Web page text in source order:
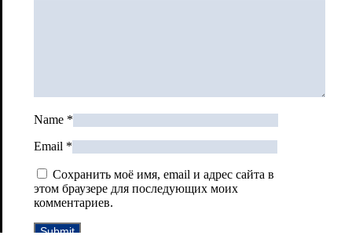
Name *
Email *
Сохранить моё имя, email и адрес сайта в
этом браузере для последующих моих
комментариев.